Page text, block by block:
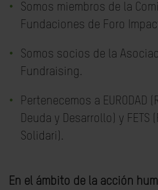
Somos miembros de la
Fundaciones de Foro
Somos socios de la
Fundraising.
Pertenecemos a EURODAD
Deuda y Desarrollo) y FETS
Solidari).
En el ámbito de la acción